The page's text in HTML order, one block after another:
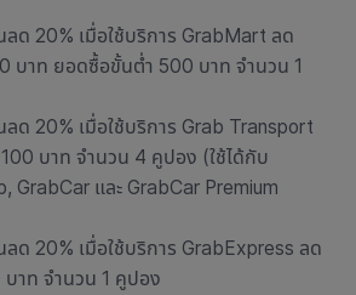
ด 20% เมื่อใช้บริการ GrabMart ลด
บาท ยอดซื้อขั้นต่ำ 500 บาท จำนวน 1
ด 20% เมื่อใช้บริการ Grab Transport
บาท จำนวน 4 คูปอง (ใช้ได้กับ
GrabCar และ GrabCar Premium
ด 20% เมื่อใช้บริการ GrabExpress ลด
าท จำนวน 1 คูปอง